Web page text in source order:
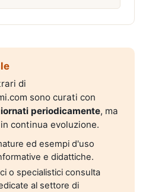
di
sono curati con
periodicamente, ma
continua evoluzione.
ed esempi d'uso
e didattiche.
o specialistici consulta
al settore di